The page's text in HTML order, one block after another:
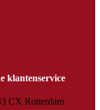
klantenservice
CX Rotterdam